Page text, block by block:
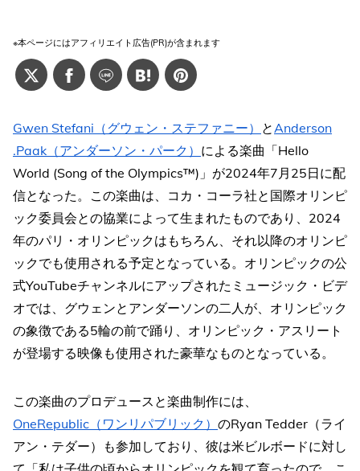
※本ページにはアフィリエイト広告(PR)が含まれます
Gwen Stefani（グウェン・ステファニー） と Anderson
.Paak（アンダーソン・パーク） による楽曲「Hello
World (Song of the Olympics™)」が2024年7月25日に配
信となった。この楽曲は、コカ・コーラ社と国際オリンピ
ック委員会との協業によって生まれたものであり、2024
年のパリ・オリンピックはもちろん、それ以降のオリンピ
ックでも使用される予定となっている。オリンピックの公
式YouTubeチャンネルにアップされたミュージック・ビデ
オでは、グウェンとアンダーソンの二人が、オリンピック
の象徴である5輪の前で踊り、オリンピック・アスリート
が登場する映像も使用された豪華なものとなっている。
この楽曲のプロデュースと楽曲制作には、
OneRepublic（ワンリパブリック） のRyan Tedder（ライ
アン・テダー）も参加しており、彼は米ビルボードに対し